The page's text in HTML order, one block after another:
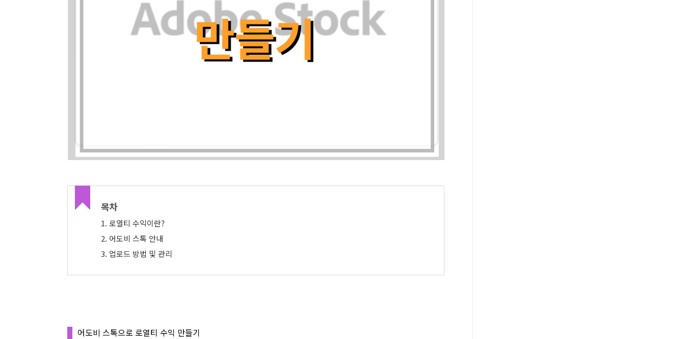
목차
1. 로열티 수익이란?
2. 어도비 스톡 안내
3. 업로드 방법 및 관리
어도비 스톡으로 로열티 수익 만들기